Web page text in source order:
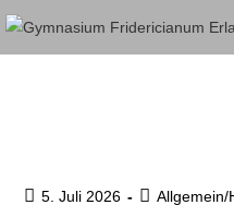
5. Juli 2026 Allgemein/